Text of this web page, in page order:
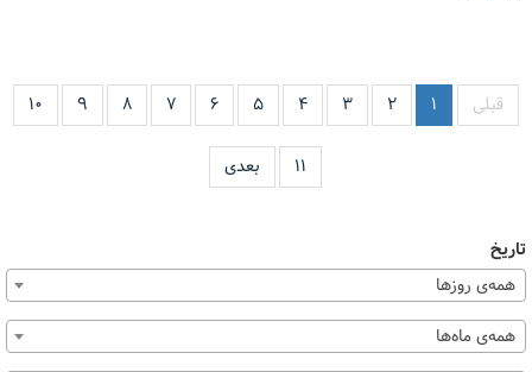
قبلی ۱ ۲ ۳ ۴ ۵ ۶ ۷ ۸ ۹ ۱۰
۱۱ بعدی
تاریخ
همه‌ی روزها
همه‌ی ماه‌ها